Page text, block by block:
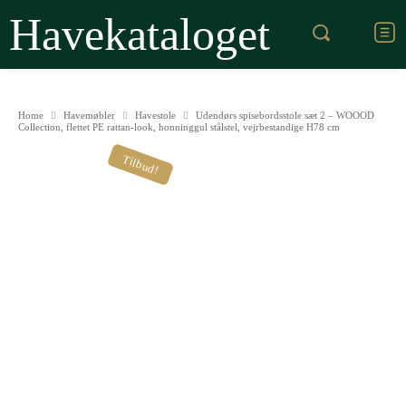
Havekataloget
Home Havemøbler Havestole
Udendørs spisebordsstole sæt 2 – WOOOD
Collection, flettet PE rattan-look, honninggul stålstel, vejrbestandige H78 cm
Tilbud!